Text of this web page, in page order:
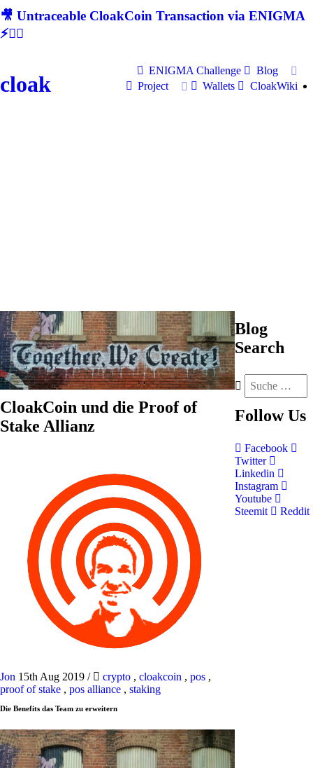
🎥 Untraceable CloakCoin Transaction via ENIGMA
⚡🕵‍♂
cloak
ENIGMA Challenge
Blog
Project
Wallets CloakWiki
CloakCoin und die Proof of
Stake Allianz
Jon 15th Aug 2019 / crypto , cloakcoin , pos ,
proof of stake , pos alliance , staking
Die Benefits das Team zu erweitern
Blog
Search
Follow Us
Facebook
Twitter
Linkedin
Instagram
Youtube
Steemit
Reddit